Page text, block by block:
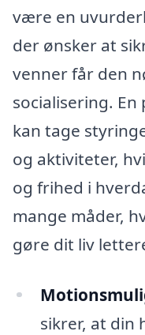
være en
der ønsker at
venner får den
socialisering.
kan tage
og aktiviteter,
og frihed i
mange måder,
gøre dit liv
sikrer, at din